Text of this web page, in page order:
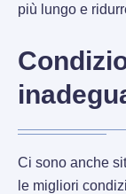
più lungo e
Ci sono anche
le migliori